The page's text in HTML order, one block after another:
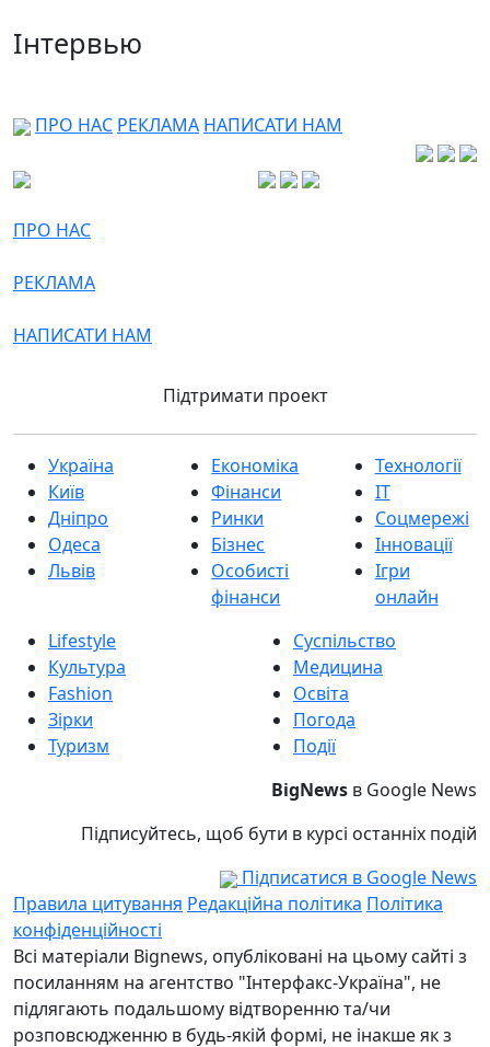
Інтервью
ПРО НАС РЕКЛАМА НАПИСАТИ НАМ
ПРО НАС
РЕКЛАМА
НАПИСАТИ НАМ
Підтримати проект
Україна
Київ
Дніпро
Одеса
Львів
Економіка
Фінанси
Ринки
Бізнес
Особисті
фінанси
Технології
IT
Соцмережі
Інновації
Ігри
онлайн
Lifestyle
Культура
Fashion
Зірки
Туризм
Суспільство
Медицина
Освіта
Погода
Події
BigNews в Google News
Підписуйтесь, щоб бути в курсі останніх подій
Підписатися в Google News
Правила цитування Редакційна політика Політика
конфіденційності
Всі матеріали Bignews, опубліковані на цьому сайті з
посиланням на агентство "Інтерфакс-Україна", не
підлягають подальшому відтворенню та/чи
розповсюдженню в будь-якій формі, не інакше як з